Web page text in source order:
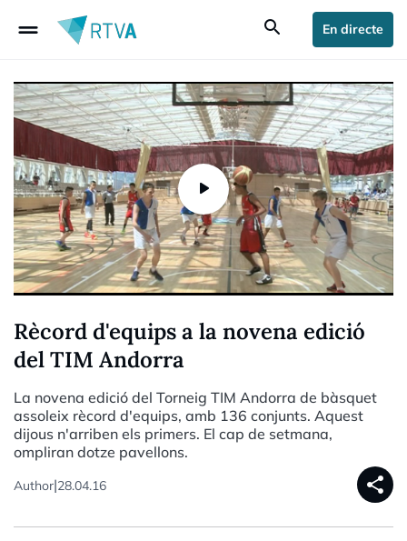
drag_handle search En directe
Rècord d'equips a la novena edició
del TIM Andorra
La novena edició del Torneig TIM Andorra de bàsquet
assoleix rècord d'equips, amb 136 conjunts. Aquest
dijous n'arriben els primers. El cap de setmana,
ompliran dotze pavellons.
Author|28.04.16 share